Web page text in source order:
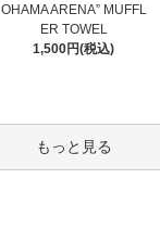
OHAMA ARENA” MUFFL
ER TOWEL
1,500円(税込)
もっと見る